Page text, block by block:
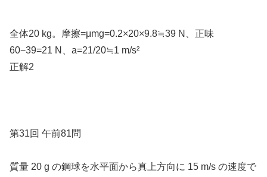
全体20 kg。摩擦=μmg=0.2×20×9.8≒39 N、正味
60−39=21 N、a=21/20≒1 m/s²
正解2
第31回 午前81問
質量 20 g の鋼球を水平面から真上方向に 15 m/s の速度で